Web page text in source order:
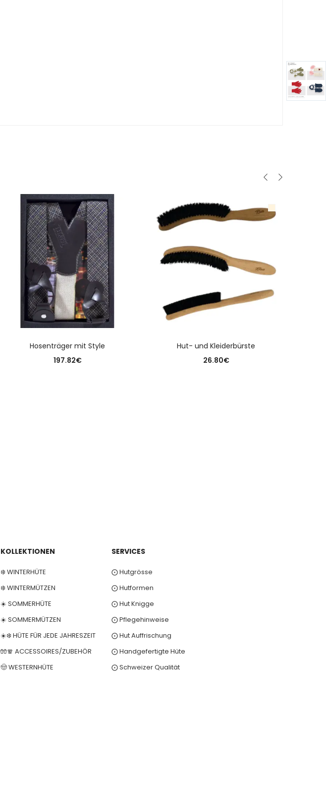
Hosenträger mit Style
197.82€
Hut- und Kleiderbürste
26.80€
KOLLEKTIONEN
❄️ WINTERHÜTE
❄️ WINTERMÜTZEN
☀️ SOMMERHÜTE
☀️ SOMMERMÜTZEN
☀️❄️ HÜTE FÜR JEDE JAHRESZEIT
🧤🧣 ACCESSOIRES/ZUBEHÖR
🤠 WESTERNHÜTE
SERVICES
⨀ Hutgrösse
⨀ Hutformen
⨀ Hut Knigge
⨀ Pflegehinweise
⨀ Hut Auffrischung
⨀ Handgefertigte Hüte
⨀ Schweizer Qualität